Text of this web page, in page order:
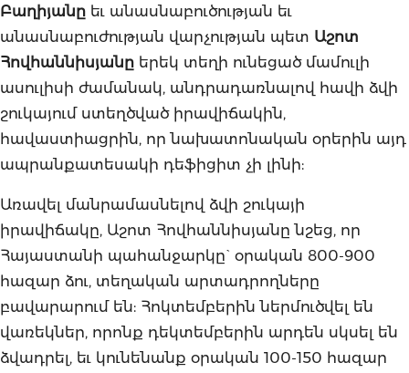
Բաղիյանը եւ անասնաբուծության եւ
անասնաբուժության վարչության պետ Աշոտ
Հովհաննիսյանը երեկ տեղի ունեցած մամուլի
ասուլիսի ժամանակ, անդրադառնալով հավի ձվի
շուկայում ստեղծված իրավիճակին,
հավաստիացրին, որ նախատոնական օրերին այդ
ապրանքատեսակի դեֆիցիտ չի լինի:
Առավել մանրամասնելով ձվի շուկայի
իրավիճակը, Աշոտ Հովհաննիսյանը նշեց, որ
Հայաստանի պահանջարկը` օրական 800-900
հազար ձու, տեղական արտադրողները
բավարարում են: Հոկտեմբերին ներմուծվել են
վառեկներ, որոնք դեկտեմբերին արդեն սկսել են
ձվադրել, եւ կունենանք օրական 100-150 հազար